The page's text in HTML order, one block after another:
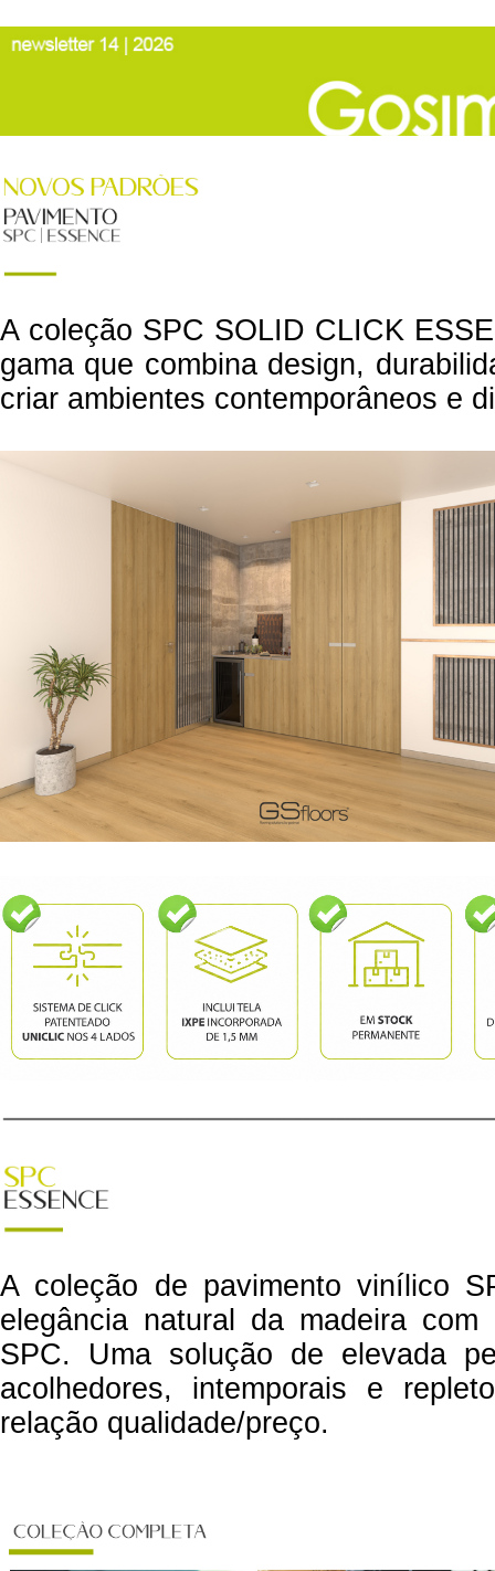
A coleção SPC SOLID CLICK
gama que combina design,
criar ambientes contemporâneos e
A coleção de pavimento vinílico
elegância natural da madeira
SPC. Uma solução de elevada
acolhedores, intemporais e
relação qualidade/preço.